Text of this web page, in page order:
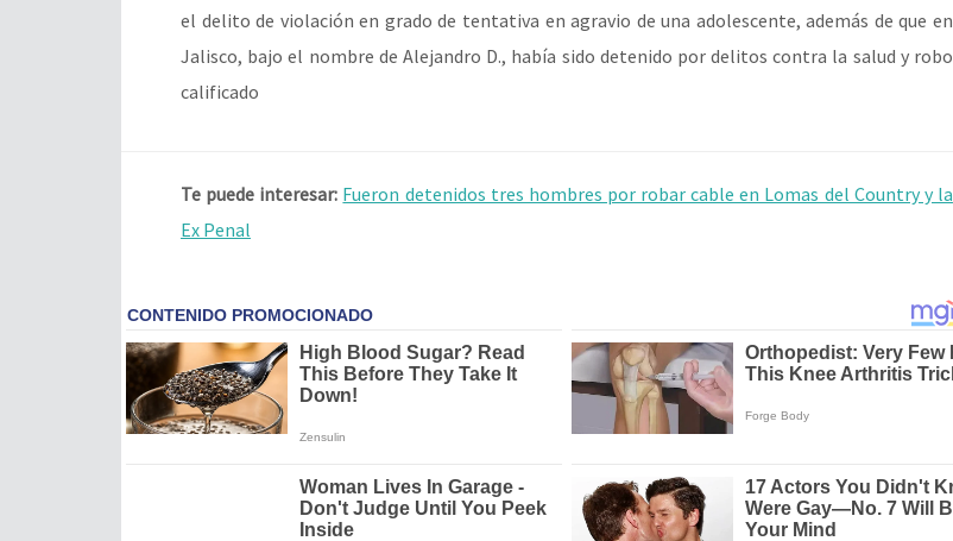
el delito de violación en grado de tentativa en agravio de una adolescente, además de que en
Jalisco, bajo el nombre de Alejandro D., había sido detenido por delitos contra la salud y robo
calificado
Te puede interesar: Fueron detenidos tres hombres por robar cable en Lomas del Country y la
Ex Penal